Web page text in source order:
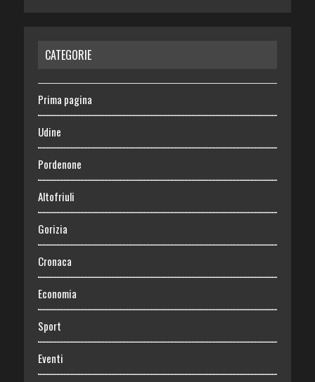
CATEGORIE
Prima pagina
Udine
Pordenone
Altofriuli
Gorizia
Cronaca
Economia
Sport
Eventi